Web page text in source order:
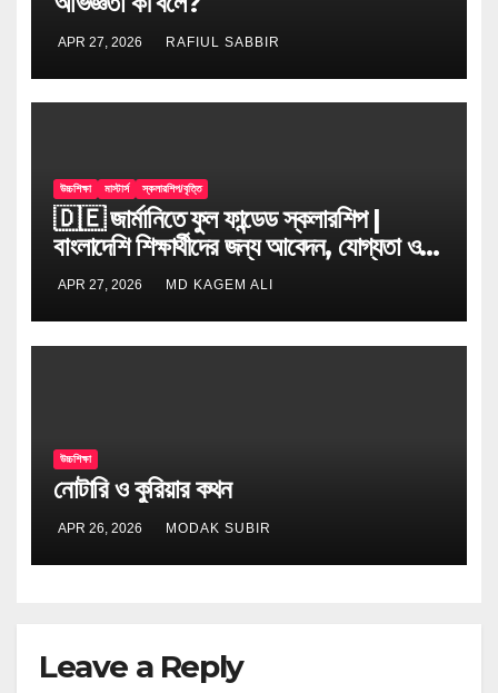
APR 27, 2026 RAFIUL SABBIR
উচ্চশিক্ষা মাস্টার্স স্কলারশিপ/বৃত্তি
🇩🇪 জার্মানিতে ফুল ফান্ডেড স্কলারশিপ |
বাংলাদেশি শিক্ষার্থীদের জন্য আবেদন, যোগ্যতা ও
টিপস
APR 27, 2026 MD KAGEM ALI
উচ্চশিক্ষা
নোটারি ও কুরিয়ার কথন
APR 26, 2026 MODAK SUBIR
Leave a Reply